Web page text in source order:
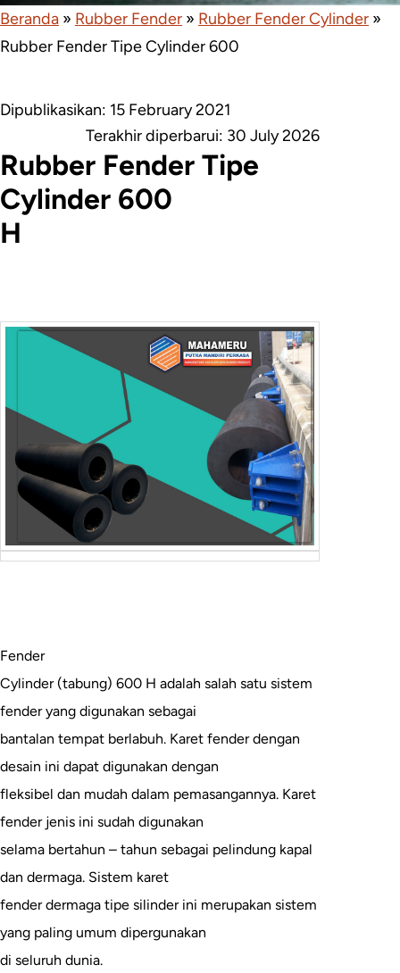
Beranda » Rubber Fender » Rubber Fender Cylinder »
Rubber Fender Tipe Cylinder 600
Dipublikasikan: 15 February 2021
Terakhir diperbarui: 30 July 2026
Rubber Fender Tipe
Cylinder 600
H
Fender
Cylinder (tabung) 600 H adalah salah satu sistem
fender yang digunakan sebagai
bantalan tempat berlabuh. Karet fender dengan
desain ini dapat digunakan dengan
fleksibel dan mudah dalam pemasangannya. Karet
fender jenis ini sudah digunakan
selama bertahun – tahun sebagai pelindung kapal
dan dermaga. Sistem karet
fender dermaga tipe silinder ini merupakan sistem
yang paling umum dipergunakan
di seluruh dunia.